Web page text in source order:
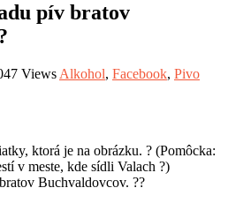
pív bratov
Views Alkohol, Facebook, Pivo
ktorá je na obrázku. ? (Pomôcka:
v meste, kde sídli Valach ?)
Buchvaldovcov. ??